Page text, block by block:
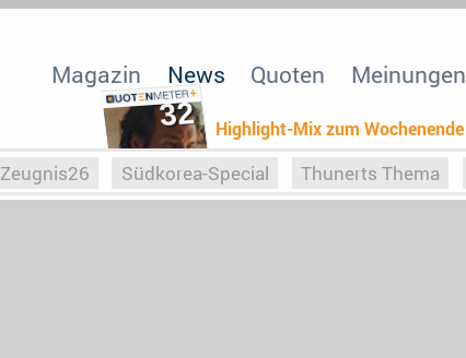
32 Highlight-Mix zum Wochenende
Magazin News Quoten Meinungen
Zeugnis26 Südkorea-Special Thunerts Thema